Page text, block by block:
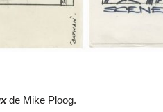
de Mike Ploog.